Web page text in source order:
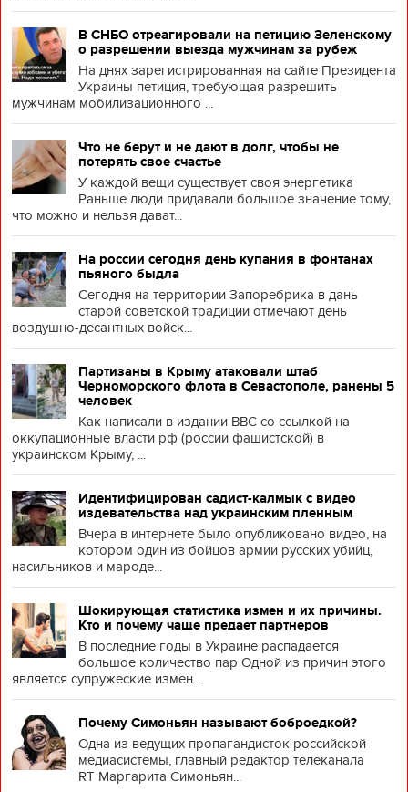
В СНБО отреагировали на петицию Зеленскому
о разрешении выезда мужчинам за рубеж
На днях зарегистрированная на сайте Президента
Украины петиция, требующая разрешить
мужчинам мобилизационного ...
Что не берут и не дают в долг, чтобы не
потерять свое счастье
У каждой вещи существует своя энергетика
Раньше люди придавали большое значение тому,
что можно и нельзя дават...
На россии сегодня день купания в фонтанах
пьяного быдла
Сегодня на территории Запоребрика в дань
старой советской традиции отмечают день
воздушно-десантных войск...
Партизаны в Крыму атаковали штаб
Черноморского флота в Севастополе, ранены 5
человек
Как написали в издании BBC со ссылкой на
оккупационные власти рф (россии фашистской) в
украинском Крыму, ...
Идентифицирован садист-калмык с видео
издевательства над украинским пленным
Вчера в интернете было опубликовано видео, на
котором один из бойцов армии русских убийц,
насильников и мароде...
Шокирующая статистика измен и их причины.
Кто и почему чаще предает партнеров
В последние годы в Украине распадается
большое количество пар Одной из причин этого
является супружеские измен...
Почему Симоньян называют боброедкой?
Одна из ведущих пропагандисток российской
медиасистемы, главный редактор телеканала
RT Маргарита Симоньян...